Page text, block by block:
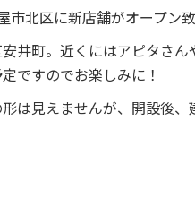
北区に新店舗がオープン致
井町。近くにはアピタさ
ですのでお楽しみに！
は見えませんが、開設後